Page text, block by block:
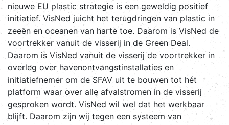
nieuwe EU plastic strategie is een geweldig positief
initiatief. VisNed juicht het terugdringen van plastic in
zeeën en oceanen van harte toe. Daarom is VisNed de
voortrekker vanuit de visserij in de Green Deal.
Daarom is VisNed vanuit de visserij de voortrekker in
overleg over havenontvangstinstallaties en
initiatiefnemer om de SFAV uit te bouwen tot hét
platform waar over alle afvalstromen in de visserij
gesproken wordt. VisNed wil wel dat het werkbaar
blijft. Daarom zijn wij tegen een systeem van